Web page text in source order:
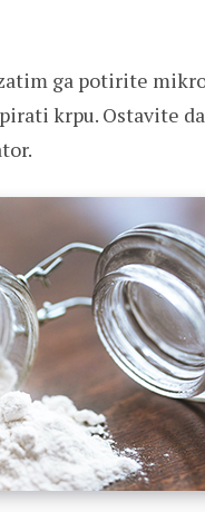
ga potirite
krpu. Ostavite